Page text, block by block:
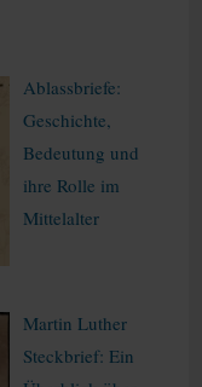
Ablassbriefe:
Geschichte,
Bedeutung und
ihre Rolle im
Mittelalter
Martin Luther
Steckbrief: Ein